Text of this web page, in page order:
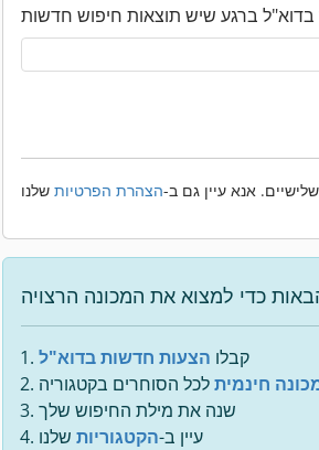
אנא עיין גם ב-הצהרת הפרטיות
קבלו הצעות חדשות בדוא"ל
חינמיתלכל הסוחרים בקטגוריה
שנה את מילת החיפוש שלך
עיין ב-הקטגוריות שלנו